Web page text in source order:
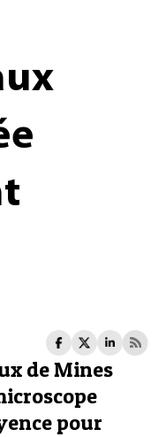
de Mines
pour